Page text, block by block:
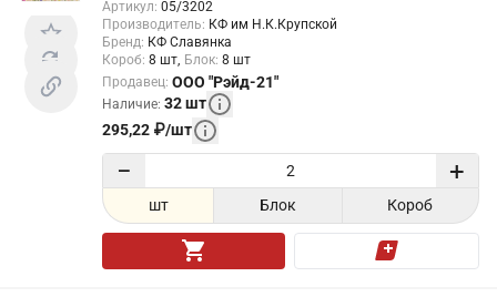
Артикул: 05/3202
Производитель: КФ им Н.К.Крупской
Бренд: КФ Славянка
Короб: 8 шт Блок: 8 шт
Продавец: ООО "Рэйд-21"
Наличие: 32шт
295,22 ₽/шт
− +
шт Блок Короб